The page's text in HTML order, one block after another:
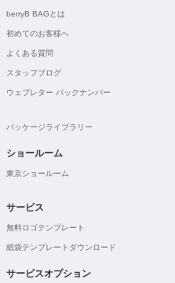
berryB BAGとは
初めてのお客様へ
よくある質問
スタッフブログ
ウェブレター バックナンバー
パッケージライブラリー
ショールーム
東京ショールーム
サービス
無料ロゴテンプレート
紙袋テンプレートダウンロード
サービスオプション